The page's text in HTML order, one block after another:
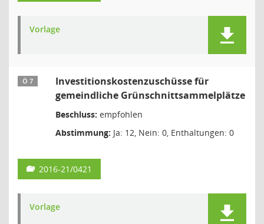
Vorlage
Ö 7
Investitionskostenzuschüsse für
gemeindliche Grünschnittsammelplätze
Beschluss: empfohlen
Abstimmung: Ja: 12, Nein: 0, Enthaltungen: 0
2016-21/0421
Vorlage